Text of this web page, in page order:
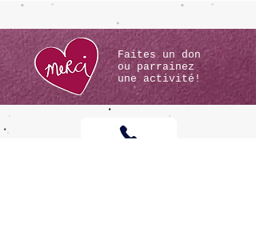
Faites un don
ou parrainez
une activité!